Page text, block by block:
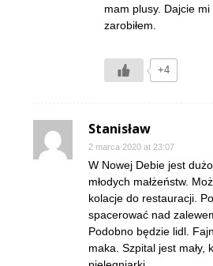
mam plusy. Dajcie
zarobiłem.
+4
Stanisław
2 marca 2020 at 23:07
W Nowej Debie jest
młodych małżeństw.
kolacje do restauracji.
spacerować nad
Podobno będzie lidl.
maka. Szpital jest mały,